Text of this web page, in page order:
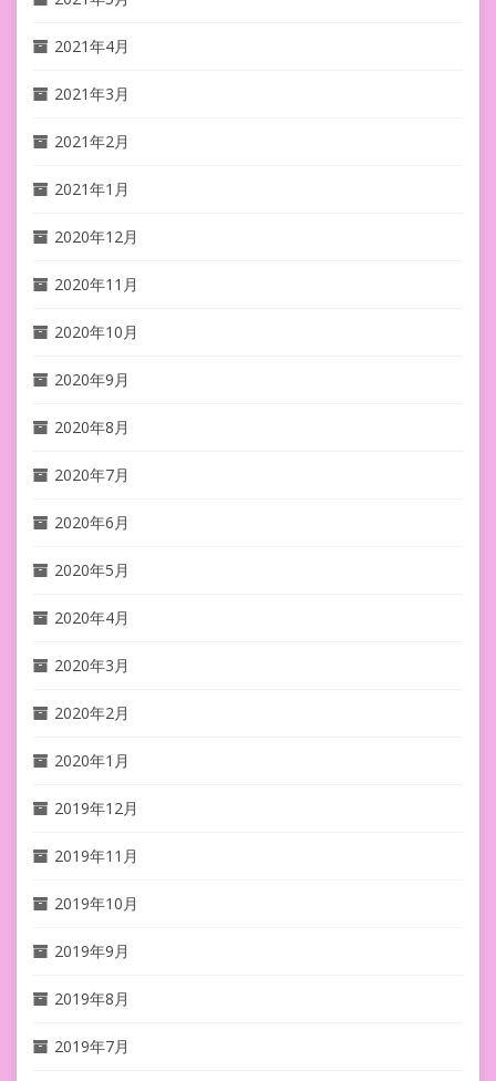
2021年4月
2021年3月
2021年2月
2021年1月
2020年12月
2020年11月
2020年10月
2020年9月
2020年8月
2020年7月
2020年6月
2020年5月
2020年4月
2020年3月
2020年2月
2020年1月
2019年12月
2019年11月
2019年10月
2019年9月
2019年8月
2019年7月